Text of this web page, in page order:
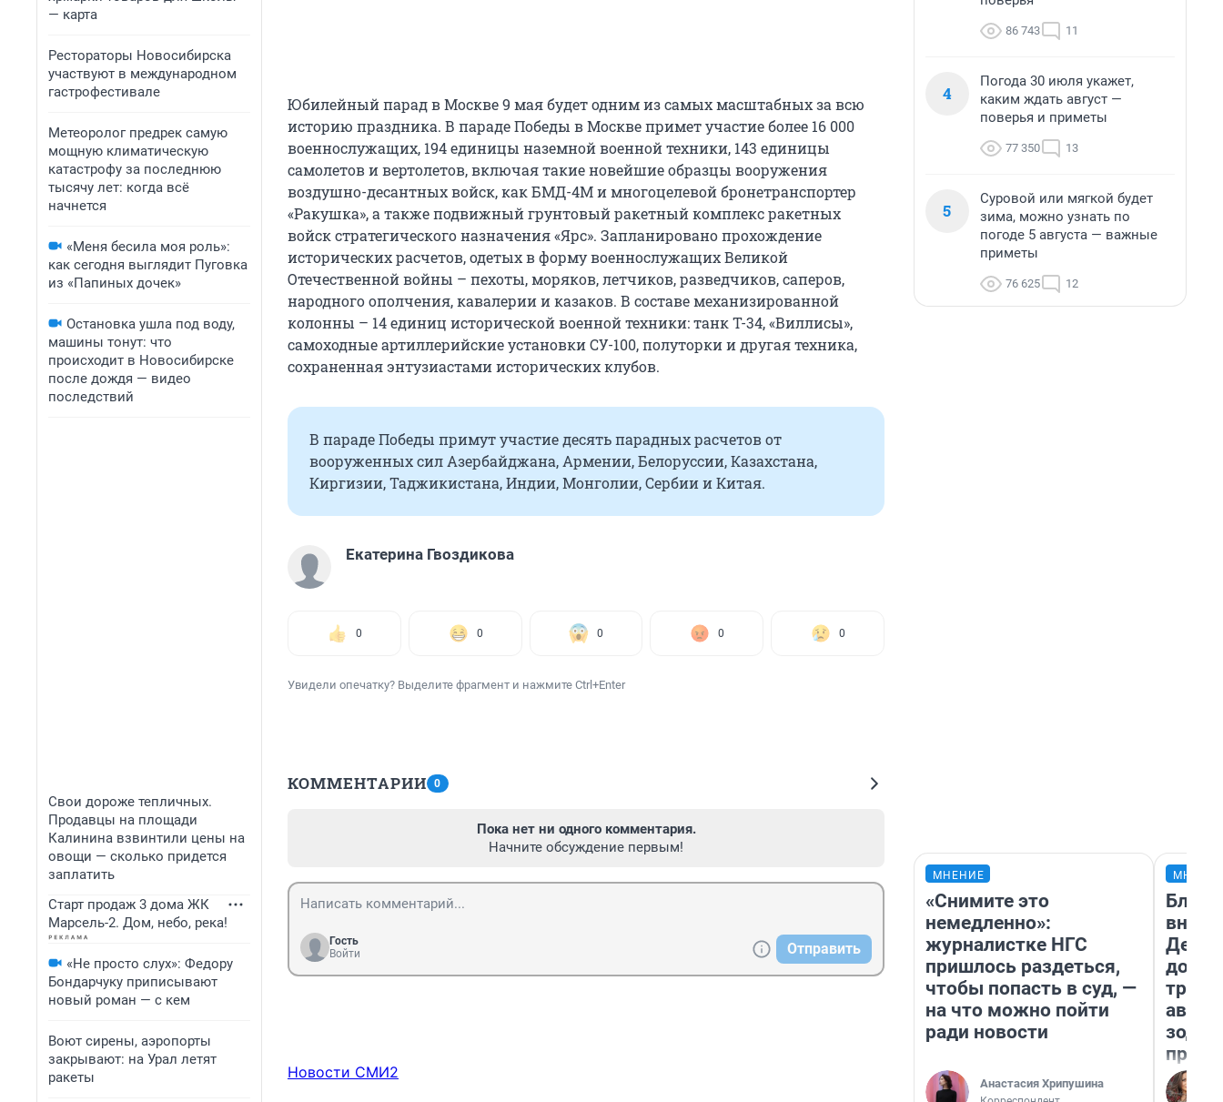
— карта
Рестораторы Новосибирска
участвуют в международном
гастрофестивале
Метеоролог предрек самую
мощную климатическую
катастрофу за последнюю
тысячу лет: когда всё
начнется
«Меня бесила моя роль»:
как сегодня выглядит Пуговка
из «Папиных дочек»
Остановка ушла под воду,
машины тонут: что
происходит в Новосибирске
после дождя — видео
последствий
Свои дороже тепличных.
Продавцы на площади
Калинина взвинтили цены на
овощи — сколько придется
заплатить
Старт продаж 3 дома ЖК
Марсель-2. Дом, небо, река!
«Не просто слух»: Федору
Бондарчуку приписывают
новый роман — с кем
Воют сирены, аэропорты
закрывают: на Урал летят
ракеты
Юбилейный парад в Москве 9 мая будет одним из самых масштабных за всю
историю праздника. В параде Победы в Москве примет участие более 16 000
военнослужащих, 194 единицы наземной военной техники, 143 единицы
самолетов и вертолетов, включая такие новейшие образцы вооружения
воздушно-десантных войск, как БМД-4М и многоцелевой бронетранспортер
«Ракушка», а также подвижный грунтовый ракетный комплекс ракетных
войск стратегического назначения «Ярс». Запланировано прохождение
исторических расчетов, одетых в форму военнослужащих Великой
Отечественной войны – пехоты, моряков, летчиков, разведчиков, саперов,
народного ополчения, кавалерии и казаков. В составе механизированной
колонны – 14 единиц исторической военной техники: танк Т-34, «Виллисы»,
самоходные артиллерийские установки СУ-100, полуторки и другая техника,
сохраненная энтузиастами исторических клубов.
В параде Победы примут участие десять парадных расчетов от
вооруженных сил Азербайджана, Армении, Белоруссии, Казахстана,
Киргизии, Таджикистана, Индии, Монголии, Сербии и Китая.
Екатерина Гвоздикова
0 0 0 0 0
Увидели опечатку? Выделите фрагмент и нажмите Ctrl+Enter
КОММЕНТАРИИ 0
Пока нет ни одного комментария.
Начните обсуждение первым!
Гость
Войти
Отправить
Новости СМИ2
86 743 11
4
Погода 30 июля укажет,
каким ждать август —
поверья и приметы
77 350 13
5
Суровой или мягкой будет
зима, можно узнать по
погоде 5 августа — важные
приметы
76 625 12
МНЕНИЕ
«Снимите это
немедленно»:
журналистке НГС
пришлось раздеться,
чтобы попасть в суд, —
на что можно пойти
ради новости
Анастасия Хрипушина